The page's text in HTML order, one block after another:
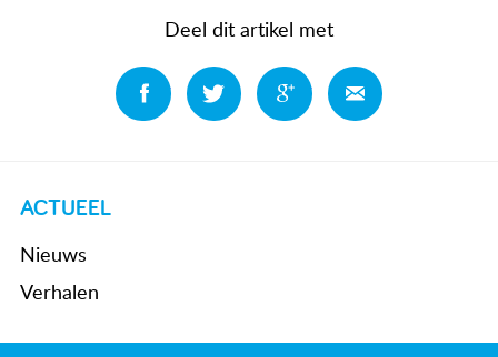
ACTUEEL
Nieuws
Verhalen
Deel dit artikel met
Deel Deel Deel